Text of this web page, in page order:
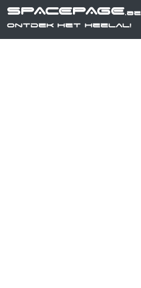
SPACEPAGE.be
Ontdek het heelal!